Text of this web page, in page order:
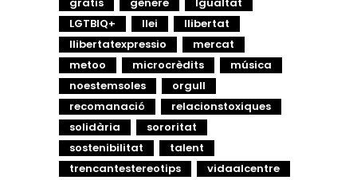
LGTBIQ+
llei
llibertat
llibertatexpressio
mercat
metoo
microcrèdits
música
noestemsoles
orgull
recomanació
relacionstoxiques
solidària
sororitat
sostenibilitat
talent
trencantestereotips
vidaalcentre